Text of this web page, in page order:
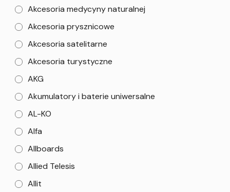
Akcesoria medycyny naturalnej
Akcesoria prysznicowe
Akcesoria satelitarne
Akcesoria turystyczne
AKG
Akumulatory i baterie uniwersalne
AL-KO
Alfa
Allboards
Allied Telesis
Allit